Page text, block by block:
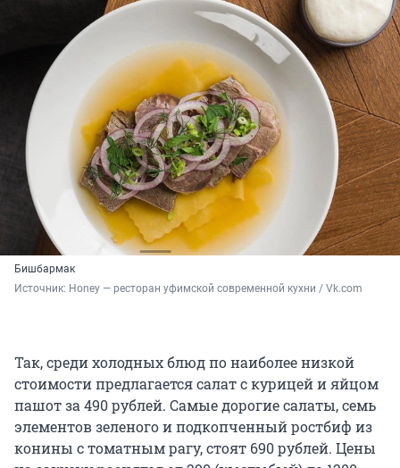
Бишбармак
Источник: Honey — ресторан уфимской современной кухни / Vk.com
Так, среди холодных блюд по наиболее низкой
стоимости предлагается салат с курицей и яйцом
пашот за 490 рублей. Самые дорогие салаты, семь
элементов зеленого и подкопченный ростбиф из
конины с томатным рагу, стоят 690 рублей. Цены